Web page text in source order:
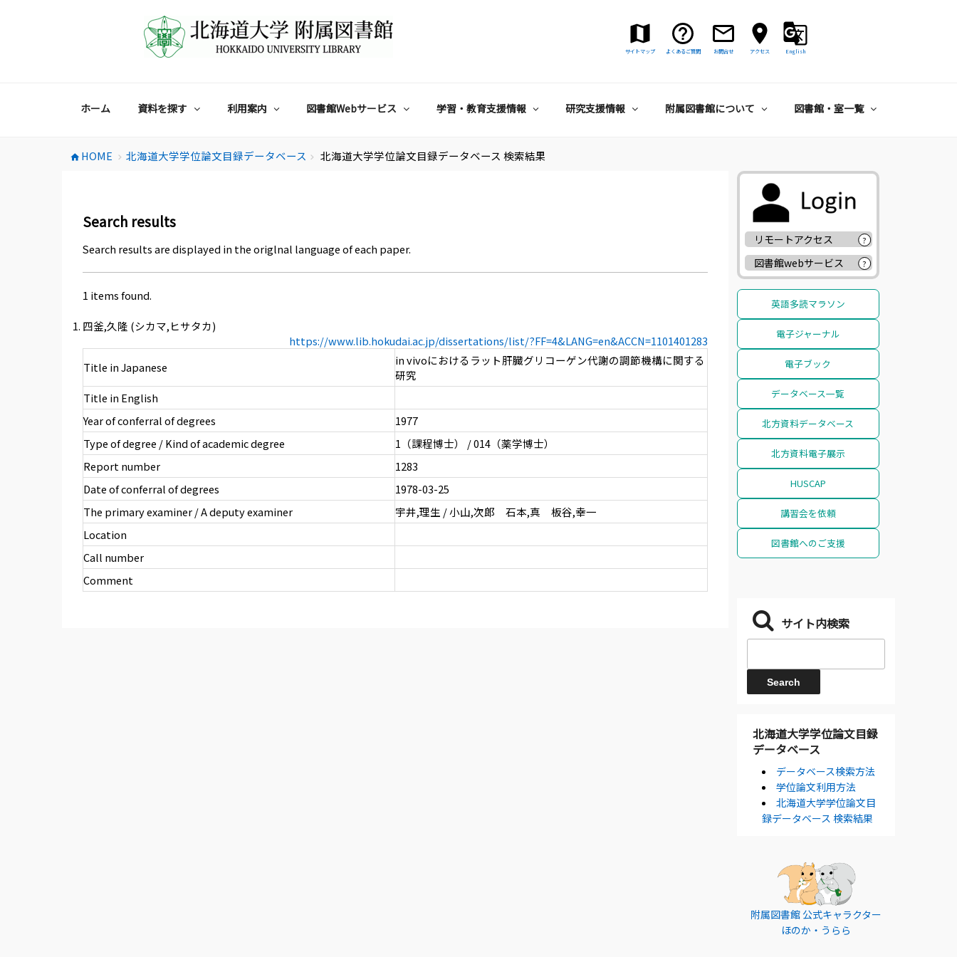
サイトマップ よくあるご質問 お問合せ アクセス English
ホーム 資料を探す 利用案内 図書館Webサービス 学習・教育支援情報 研究支援情報 附属図書館について 図書館・室一覧
home HOME chevron_right 北海道大学学位論文目録データベース chevron_right 北海道大学学位論文目録データベース 検索結果
Search results
Search results are displayed in the origlnal language of each paper.
1 items found.
四釜,久隆 (シカマ,ヒサタカ)
https://www.lib.hokudai.ac.jp/dissertations/list/?FF=4&LANG=en&ACCN=1101401283
Title in Japanese
in vivoにおけるラット肝臓グリコーゲン代謝の調節機構に関する
研究
Title in English
Year of conferral of degrees
1977
Type of degree / Kind of academic degree
1（課程博士） / 014（薬学博士）
Report number
1283
Date of conferral of degrees
1978-03-25
The primary examiner / A deputy examiner
宇井,理生 / 小山,次郎 石本,真 板谷,幸一
Location
Call number
Comment
リモートアクセス ?
図書館webサービス ?
英語多読マラソン
電子ジャーナル
電子ブック
データベース一覧
北方資料データベース
北方資料電子展示
HUSCAP
講習会を依頼
図書館へのご支援
サイト内検索
北海道大学学位論文目録
データベース
データベース検索方法
学位論文利用方法
北海道大学学位論文目
録データベース 検索結果
附属図書館 公式キャラクター
ほのか・うらら